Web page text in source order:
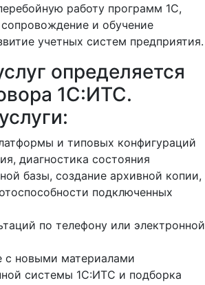
работу программ 1С,
и обучение
учетных систем предприятия.
определяется
1С:ИТС.
и типовых конфигураций
диагностика состояния
базы, создание архивной копии,
подключенных
по телефону или электронной
с новыми материалами
системы 1С:ИТС и подборка